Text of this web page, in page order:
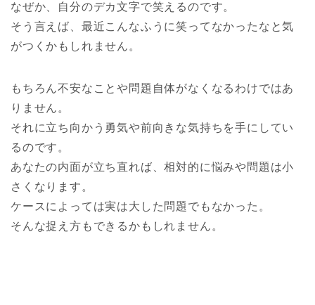
なぜか、自分のデカ文字で笑えるのです。
そう言えば、最近こんなふうに笑ってなかったなと気
がつくかもしれません。
もちろん不安なことや問題自体がなくなるわけではあ
りません。
それに立ち向かう勇気や前向きな気持ちを手にしてい
るのです。
あなたの内面が立ち直れば、相対的に悩みや問題は小
さくなります。
ケースによっては実は大した問題でもなかった。
そんな捉え方もできるかもしれません。